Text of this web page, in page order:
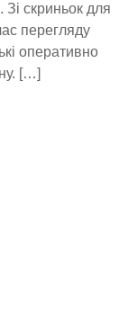
скриньок для
перегляду
оперативно
[…]